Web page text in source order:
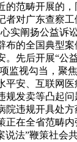
的范畴开展的
者对广东查察工
实阐扬公益诉
布的全国典型
。先后开展“公
监视勾当，聚
平安、互联网
规发卖等凸起
院违规开具处
正在全省范畴
说法”鞭策社会